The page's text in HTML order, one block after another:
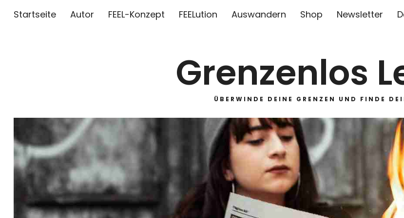
Startseite Autor FEEL-Konzept FEELution Auswandern Shop Newsletter
Grenzenlos
ÜBERWINDE DEINE GRENZEN UND FINDE